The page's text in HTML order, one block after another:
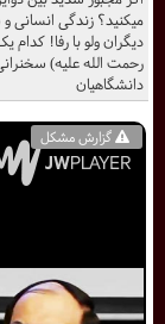
گزارش مشکل
میکنید؟ زندگی انسانی و
دیگران ولو با رفا! کدام
دانشگاهیان